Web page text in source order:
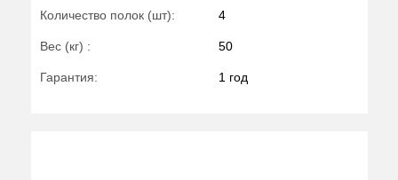
Количество полок (шт): 4
Вес (кг) : 50
Гарантия: 1 год